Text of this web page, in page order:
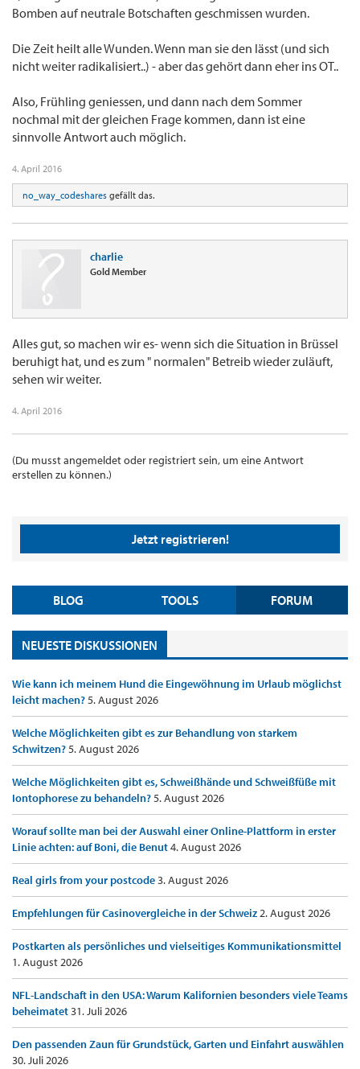
Bomben auf neutrale Botschaften geschmissen wurden.
Die Zeit heilt alle Wunden. Wenn man sie den lässt (und sich
nicht weiter radikalisiert..) - aber das gehört dann eher ins OT..
Also, Frühling geniessen, und dann nach dem Sommer
nochmal mit der gleichen Frage kommen, dann ist eine
sinnvolle Antwort auch möglich.
4. April 2016
no_way_codeshares gefällt das.
charlie
Gold Member
Alles gut, so machen wir es- wenn sich die Situation in Brüssel
beruhigt hat, und es zum " normalen" Betreib wieder zuläuft,
sehen wir weiter.
4. April 2016
(Du musst angemeldet oder registriert sein, um eine Antwort
erstellen zu können.)
Jetzt registrieren!
BLOG TOOLS FORUM
NEUESTE DISKUSSIONEN
Wie kann ich meinem Hund die Eingewöhnung im Urlaub möglichst
leicht machen?5. August 2026
Welche Möglichkeiten gibt es zur Behandlung von starkem
Schwitzen?5. August 2026
Welche Möglichkeiten gibt es, Schweißhände und Schweißfüße mit
Iontophorese zu behandeln?5. August 2026
Worauf sollte man bei der Auswahl einer Online-Plattform in erster
Linie achten: auf Boni, die Benut4. August 2026
Real girls from your postcode3. August 2026
Empfehlungen für Casinovergleiche in der Schweiz2. August 2026
Postkarten als persönliches und vielseitiges Kommunikationsmittel
1. August 2026
NFL-Landschaft in den USA: Warum Kalifornien besonders viele Teams
beheimatet31. Juli 2026
Den passenden Zaun für Grundstück, Garten und Einfahrt auswählen
30. Juli 2026